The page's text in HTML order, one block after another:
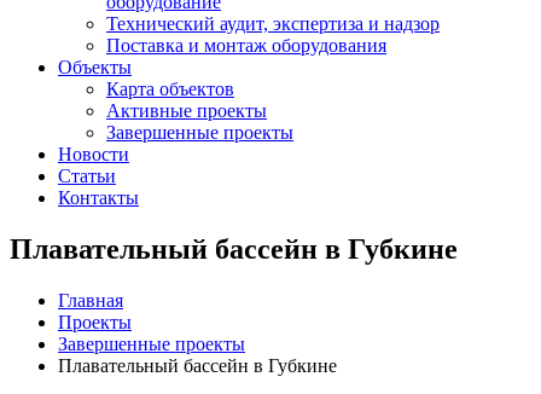
Технический аудит, экспертиза и надзор
Поставка и монтаж оборудования
Объекты
Карта объектов
Активные проекты
Завершенные проекты
Новости
Статьи
Контакты
Плавательный бассейн в Губкине
Главная
Проекты
Завершенные проекты
Плавательный бассейн в Губкине